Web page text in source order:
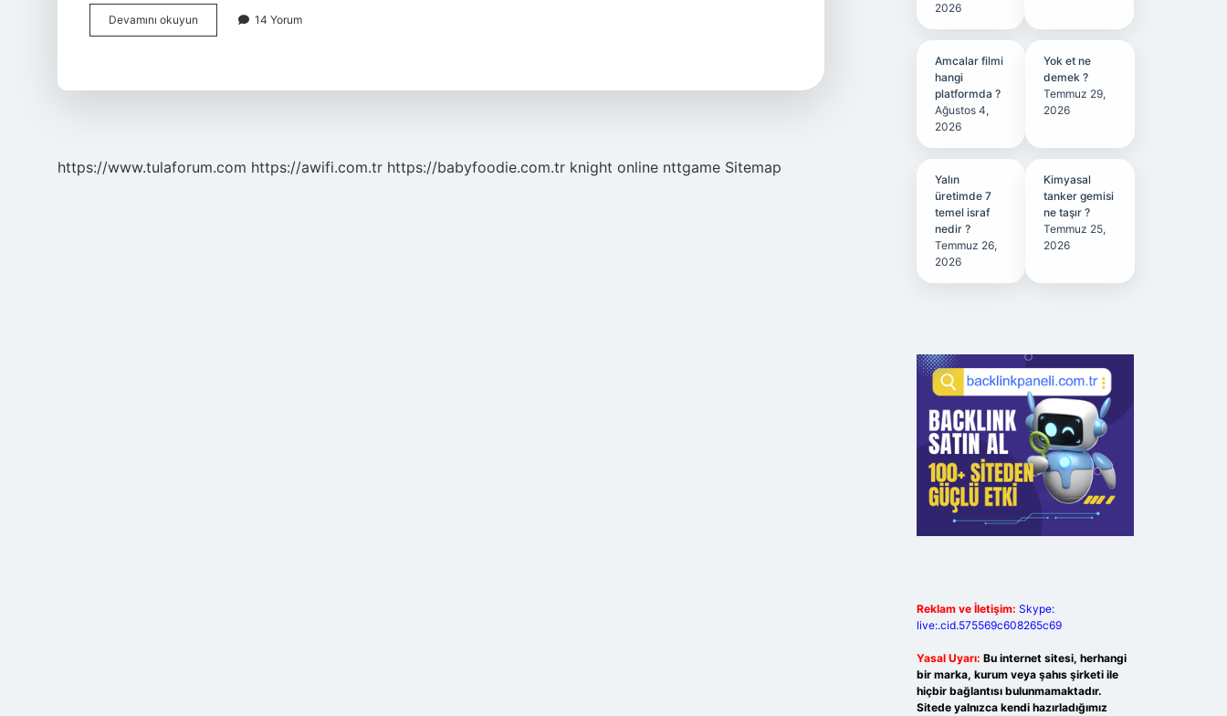
Devamını okuyun Hametol
Nemlendirici
14 Yorum
https://www.tulaforum.com https://awifi.com.tr https://babyfoodie.com.tr knight online nttgame Sitemap
2026
Amcalar filmi
hangi
platformda ?
Ağustos 4,
2026
Yok et ne
demek ?
Temmuz 29,
2026
Yalın
üretimde 7
temel israf
nedir ?
Temmuz 26,
2026
Kimyasal
tanker gemisi
ne taşır ?
Temmuz 25,
2026
Reklam ve İletişim: Skype:
live:.cid.575569c608265c69
Yasal Uyarı: Bu internet sitesi, herhangi
bir marka, kurum veya şahıs şirketi ile
hiçbir bağlantısı bulunmamaktadır.
Sitede yalnızca kendi hazırladığımız